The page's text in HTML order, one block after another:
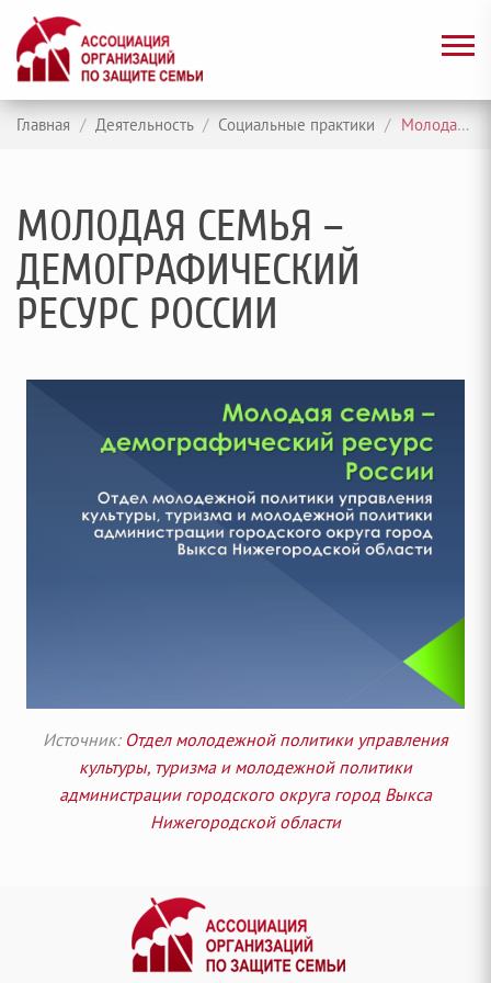
Главная / Деятельность / Социальные практики / Молодая семья – демографический ресурс России
МОЛОДАЯ СЕМЬЯ –
ДЕМОГРАФИЧЕСКИЙ
РЕСУРС РОССИИ
Источник: Отдел молодежной политики управления
культуры, туризма и молодежной политики
администрации городского округа город Выкса
Нижегородской области